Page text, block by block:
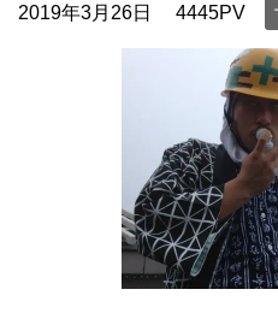
2019年3月26日 4445PV